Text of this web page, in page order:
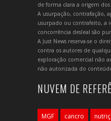
de forma clara a origem
A usurpação, contrafação,
usurpado ou contrafeito, a
concorrência desleal são
A Just News reserva-se o
contra os autores de
exploração comercial não
não autorizada do
NUVEM DE
MGF cancro